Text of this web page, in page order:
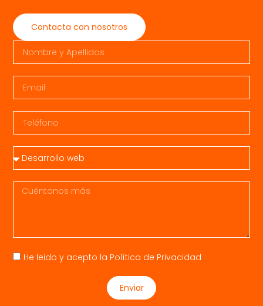
Contacta con nosotros
He leido y acepto la Política de Privacidad
Enviar